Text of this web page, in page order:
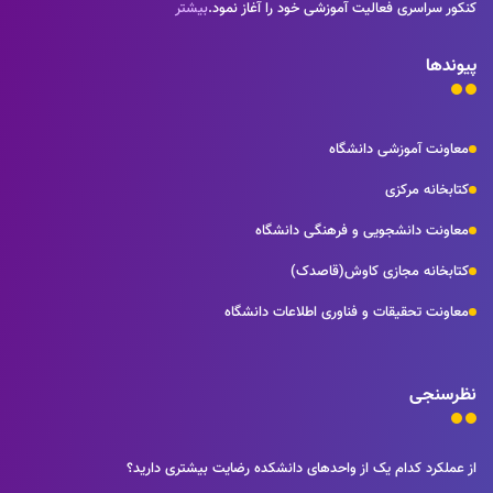
کنکور سراسری فعالیت آموزشی خود را آغاز نمود.بیشتر
پیوندها
معاونت آموزشی دانشگاه
کتابخانه مرکزی
معاونت دانشجویی و فرهنگی دانشگاه
کتابخانه مجازی کاوش(قاصدک)
معاونت تحقیقات و فناوری اطلاعات دانشگاه
نظرسنجی
از عملکرد کدام یک از واحدهای دانشکده رضایت بیشتری دارید؟